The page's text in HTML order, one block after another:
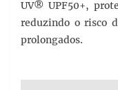
UV® UPF50+,
reduzindo o risco
prolongados.